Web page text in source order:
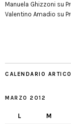
Manuela Ghizzoni su
Valentino Amadio su
CALENDARIO
MARZO 2012
L M